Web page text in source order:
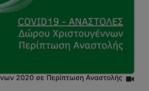
2020 σε Περίπτωση Αναστολής